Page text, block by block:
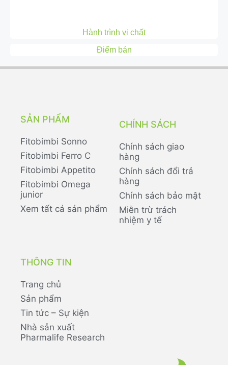
Hành trình vi chất
Điểm bán
SẢN PHẨM
Fitobimbi Sonno
Fitobimbi Ferro C
Fitobimbi Appetito
Fitobimbi Omega
junior
Xem tất cả sản phẩm
CHÍNH SÁCH
Chính sách giao
hàng
Chính sách đổi trả
hàng
Chính sách bảo mật
Miễn trừ trách
nhiệm y tế
THÔNG TIN
Trang chủ
Sản phẩm
Tin tức – Sự kiện
Nhà sản xuất
Pharmalife Research